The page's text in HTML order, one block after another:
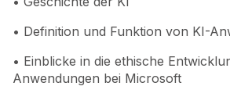
• Definition und Funktion von KI-
• Einblicke in die ethische
Anwendungen bei Microsoft